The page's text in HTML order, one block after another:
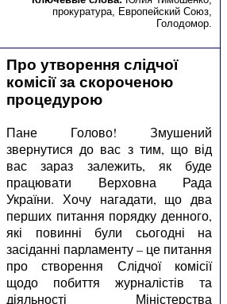
прокуратура
Европейский Союз
Голодомор
Про утворення слідчої
комісії за скороченою
процедурою
Пане Голово! Змушений
звернутися до вас з тим, що від
вас зараз залежить, як буде
працювати Верховна Рада
України. Хочу нагадати, що два
перших питання порядку денного,
які повинні були сьогодні на
засіданні парламенту – це питання
про створення Слідчої комісії
щодо побиття журналістів та
діяльності Міністерства